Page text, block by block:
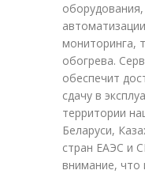
мониторинга,
обогрева.
обеспечит
сдачу в
территории
Беларуси,
стран ЕАЭС и
внимание,